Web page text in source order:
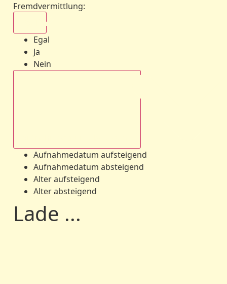
Fremdvermittlung:
Egal
Ja
Nein
Aufnahmedatum aufsteigend
Aufnahmedatum absteigend
Alter aufsteigend
Alter absteigend
Lade ...